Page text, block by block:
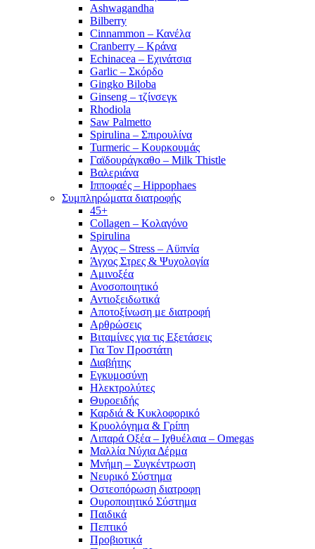
Ashwagandha
Bilberry
Cinnammon – Κανέλα
Cranberry – Κράνα
Echinacea – Εχινάτσια
Garlic – Σκόρδο
Gingko Biloba
Ginseng – τζίνσεγκ
Rhodiola
Saw Palmetto
Spirulina – Σπιρουλίνα
Turmeric – Κουρκουμάς
Γαϊδουράγκαθο – Milk Thistle
Βαλεριάνα
Ιπποφαές – Hippophaes
Συμπληρώματα διατροφής
45+
Collagen – Κολαγόνο
Spirulina
Αγχος – Stress – Αϋπνία
Άγχος Στρες & Ψυχολογία
Αμινοξέα
Ανοσοποιητικό
Αντιοξειδωτικά
Αποτοξίνωση με διατροφή
Αρθρώσεις
Βιταμίνες για τις Εξετάσεις
Για Τον Προστάτη
Διαβήτης
Εγκυμοσύνη
Ηλεκτρολύτες
Θυροειδής
Καρδιά & Κυκλοφορικό
Κρυολόγημα & Γρίπη
Λιπαρά Οξέα – Ιχθυέλαια – Omegas
Μαλλία Νύχια Δέρμα
Μνήμη – Συγκέντρωση
Νευρικό Σύστημα
Οστεοπόρωση διατροφη
Ουροποιητικό Σύστημα
Παιδικά
Πεπτικό
Προβιοτικά